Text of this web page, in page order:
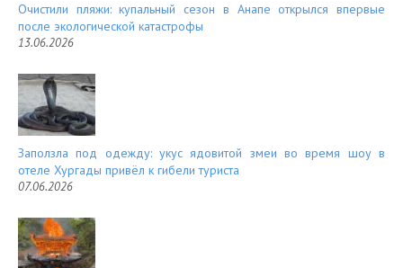
Очистили пляжи: купальный сезон в Анапе открылся впервые
после экологической катастрофы
13.06.2026
Заползла под одежду: укус ядовитой змеи во время шоу в
отеле Хургады привёл к гибели туриста
07.06.2026